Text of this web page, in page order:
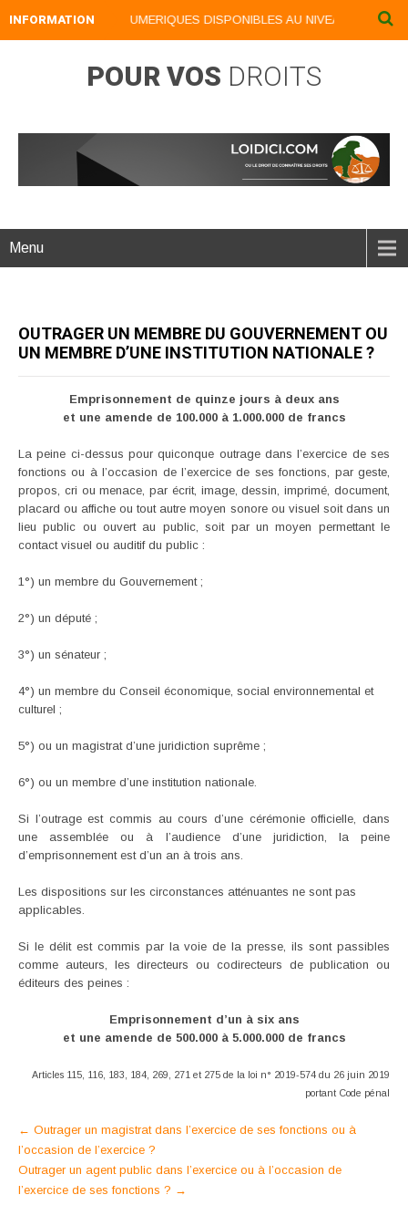
INFORMATION
NOS LIVRES NUMERIQUES DISPONIBLES AU NIVEAU DU
POUR VOS DROITS
Menu
OUTRAGER UN MEMBRE DU GOUVERNEMENT OU
UN MEMBRE D’UNE INSTITUTION NATIONALE ?
Emprisonnement de quinze jours à deux ans
et une amende de 100.000 à 1.000.000 de francs
La peine ci-dessus pour quiconque outrage dans l’exercice de ses
fonctions ou à l’occasion de l’exercice de ses fonctions, par geste,
propos, cri ou menace, par écrit, image, dessin, imprimé, document,
placard ou affiche ou tout autre moyen sonore ou visuel soit dans un
lieu public ou ouvert au public, soit par un moyen permettant le
contact visuel ou auditif du public :
1°) un membre du Gouvernement ;
2°) un député ;
3°) un sénateur ;
4°) un membre du Conseil économique, social environnemental et
culturel ;
5°) ou un magistrat d’une juridiction suprême ;
6°) ou un membre d’une institution nationale.
Si l’outrage est commis au cours d’une cérémonie officielle, dans
une assemblée ou à l’audience d’une juridiction, la peine
d’emprisonnement est d’un an à trois ans.
Les dispositions sur les circonstances atténuantes ne sont pas
applicables.
Si le délit est commis par la voie de la presse, ils sont passibles
comme auteurs, les directeurs ou codirecteurs de publication ou
éditeurs des peines :
Emprisonnement d’un à six ans
et une amende de 500.000 à 5.000.000 de francs
Articles 115, 116, 183, 184, 269, 271 et 275 de la loi n° 2019-574 du 26 juin 2019
portant Code pénal
Post
navigation
← Outrager un magistrat dans l’exercice de ses fonctions ou à
l’occasion de l’exercice ?
Outrager un agent public dans l’exercice ou à l’occasion de
l’exercice de ses fonctions ? →